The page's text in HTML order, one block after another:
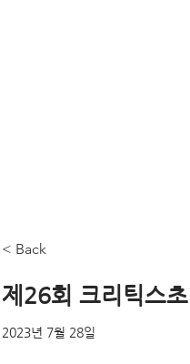
< Back
제26회 크리틱스
2023년 7월 28일